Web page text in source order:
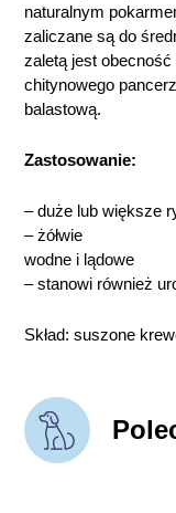
naturalnym
zaliczane są do
zaletą jest obecność
chitynowego
balastową.
Zastosowanie:
– duże lub większe
– żółwie
wodne i lądowe
– stanowi również
Skład: suszone